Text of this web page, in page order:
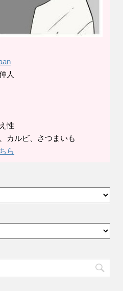
人
性
カルビ、さつまいも
ら